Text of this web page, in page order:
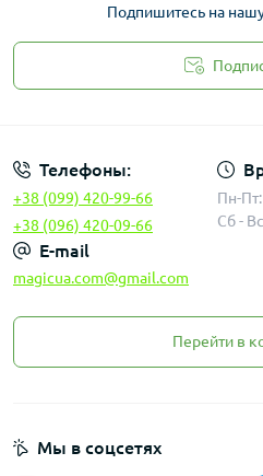
Подпишитесь на
Телефоны:
+38 (099) 420-99-66
+38 (096) 420-09-66
Пн-
Сб -
E-mail
magicua.com@gmail.com
Перейти в
Мы в соцсетях